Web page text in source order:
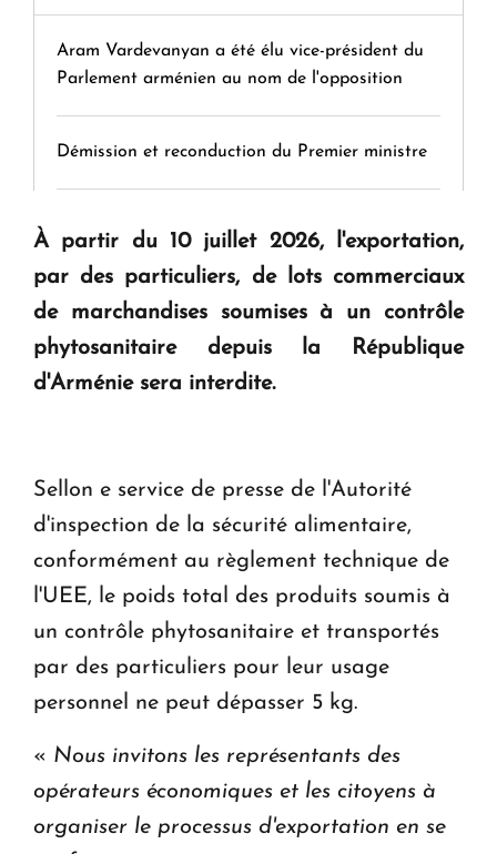
Aram Vardevanyan a été élu vice-président du
Parlement arménien au nom de l'opposition
Démission et reconduction du Premier ministre
Tamara Stepanyan : « Dès qu’on parle de
guerre, on est tous des perdants »
question d'un référendum ne se pose pas. "
À partir du 10 juillet 2026, l'exportation,
par des particuliers, de lots commerciaux
de marchandises soumises à un contrôle
phytosanitaire depuis la République
d'Arménie sera interdite.
Sellon e service de presse de l'Autorité
d'inspection de la sécurité alimentaire,
conformément au règlement technique de
l'UEE, le poids total des produits soumis à
un contrôle phytosanitaire et transportés
par des particuliers pour leur usage
personnel ne peut dépasser 5 kg.
« Nous invitons les représentants des
opérateurs économiques et les citoyens à
organiser le processus d'exportation en se